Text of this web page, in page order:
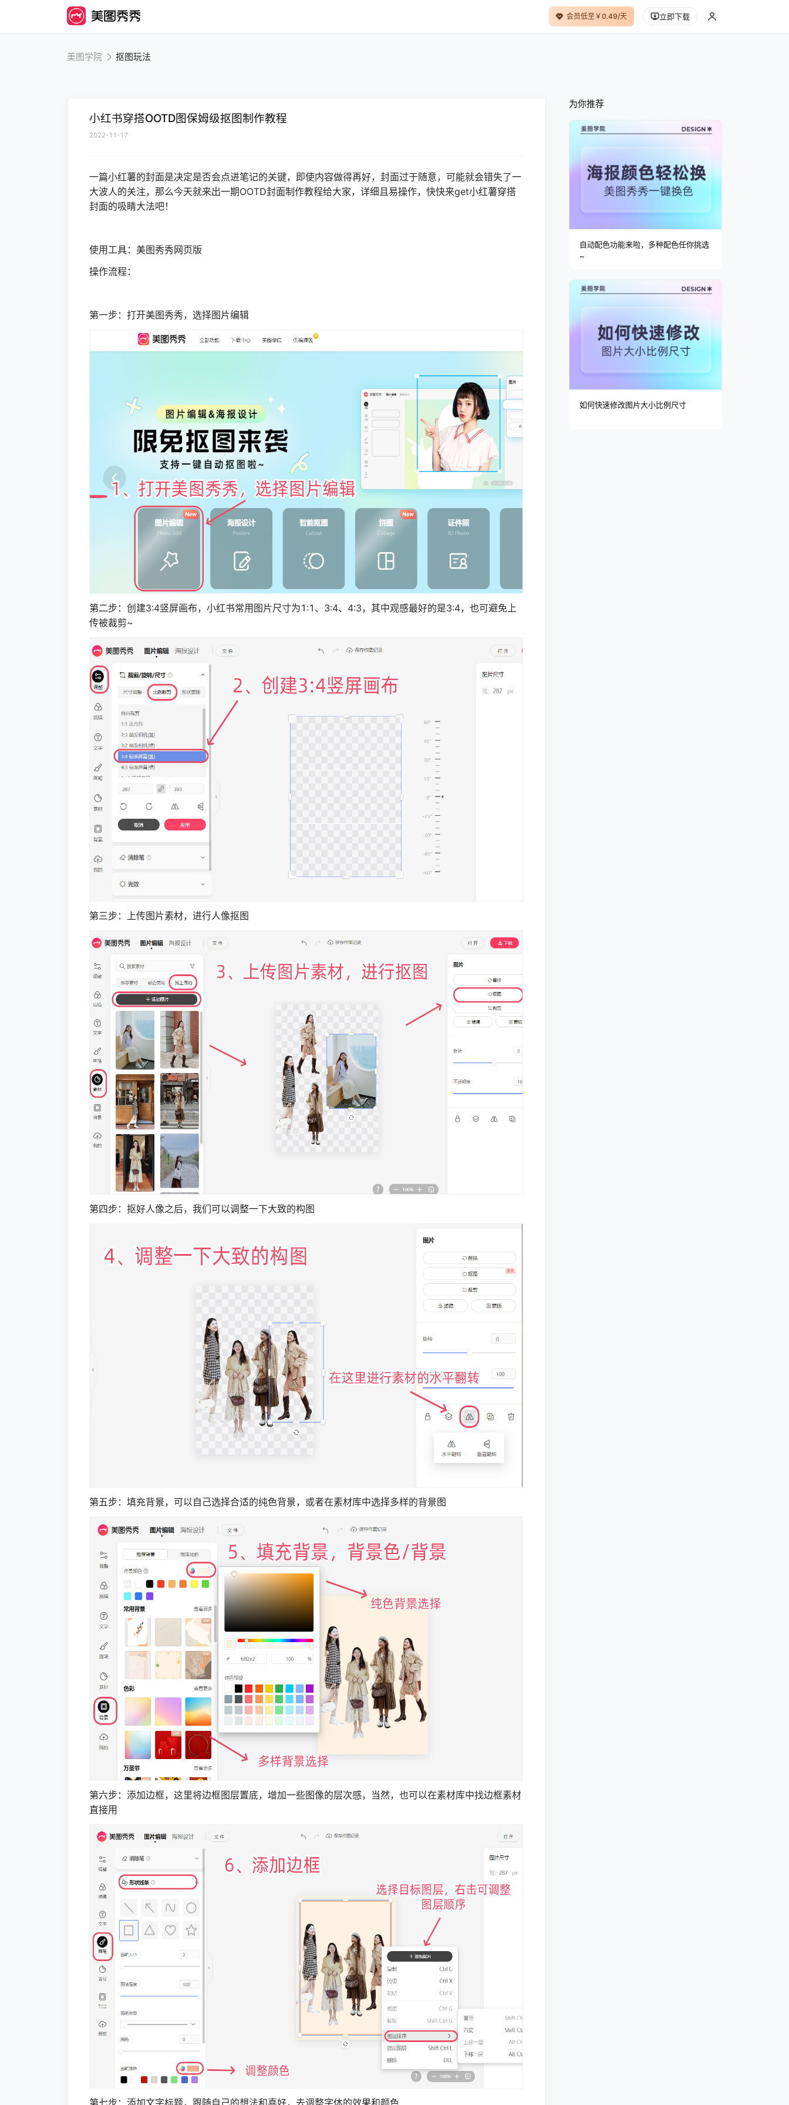
会员低至￥0.49/天 立即下载
美图学院 抠图玩法
小红书穿搭OOTD图保姆级抠图制作教程
2022-11-17
一篇小红薯的封面是决定是否会点进笔记的关键，即使内容做得再好，封面过于随意，可能就会错失了一
大波人的关注，那么今天就来出一期OOTD封面制作教程给大家，详细且易操作，快快来get小红薯穿搭
封面的吸睛大法吧！
使用工具：美图秀秀网页版
操作流程：
第一步：打开美图秀秀，选择图片编辑
第二步：创建3:4竖屏画布，小红书常用图片尺寸为1:1、3:4、4:3，其中观感最好的是3:4，也可避免上
传被裁剪~
第三步：上传图片素材，进行人像抠图
第四步：抠好人像之后，我们可以调整一下大致的构图
第五步：填充背景，可以自己选择合适的纯色背景，或者在素材库中选择多样的背景图
第六步：添加边框，这里将边框图层置底，增加一些图像的层次感，当然，也可以在素材库中找边框素材
直接用
第七步：添加文字标题，跟随自己的想法和喜好，去调整字体的效果和颜色
为你推荐
自动配色功能来啦，多种配色任你挑选
~
如何快速修改图片大小比例尺寸